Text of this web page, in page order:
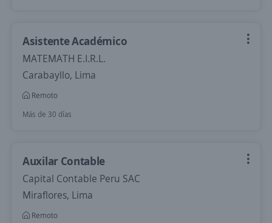
Asistente Académico
MATEMATH E.I.R.L.
Carabayllo, Lima
Remoto
Más de 30 días
Auxilar Contable
Capital Contable Peru SAC
Miraflores, Lima
Remoto